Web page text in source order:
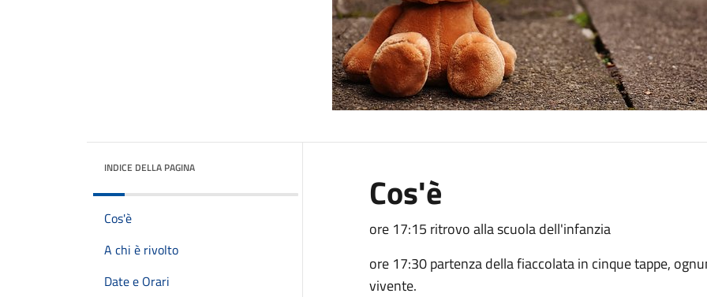
INDICE DELLA PAGINA
Cos'è
A chi è rivolto
Date e Orari
Cos'è
ore 17:15 ritrovo alla scuola dell'infanzia
ore 17:30 partenza della fiaccolata in cinque tappe,
vivente.